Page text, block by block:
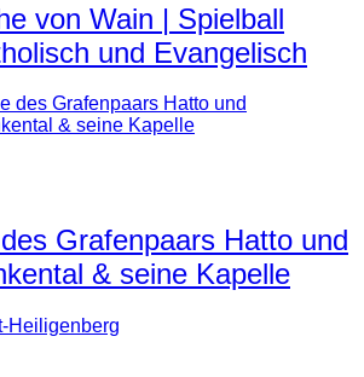
von Wain | Spielball
und Evangelisch
Grafenpaars Hatto und
& seine Kapelle